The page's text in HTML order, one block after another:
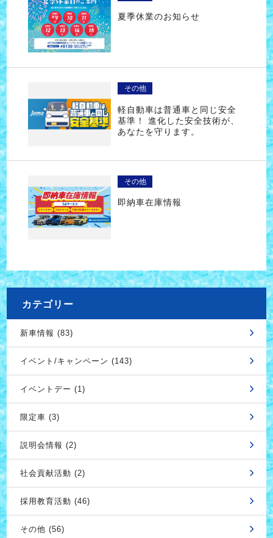
夏季休業のお知らせ
その他
軽自動車は普通車と同じ安全
基準！ 進化した安全技術が、
あなたを守ります。
その他
即納車在庫情報
カテゴリー
新車情報 (83)
イベント/キャンペーン (143)
イベントデー (1)
限定車 (3)
説明会情報 (2)
社会貢献活動 (2)
採用教育活動 (46)
その他 (56)